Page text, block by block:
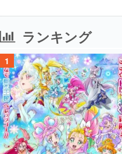
ランキング
1